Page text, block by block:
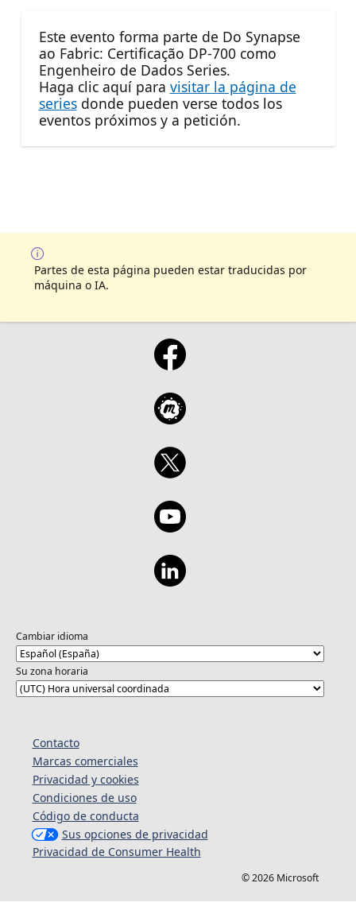
Este evento forma parte de Do Synapse
ao Fabric: Certificação DP-700 como
Engenheiro de Dados Series.
Haga clic aquí para visitar la página de
seriesdonde pueden verse todos los
eventos próximos y a petición.
Partes de esta página pueden estar traducidas por
máquina o IA.
Cambiar idioma
Su zona horaria
Contacto
Marcas comerciales
Privacidad y cookies
Condiciones de uso
Código de conducta
Sus opciones de privacidad
Privacidad de Consumer Health
© 2026 Microsoft